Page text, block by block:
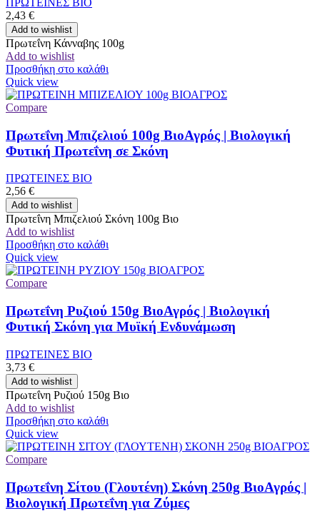
ΠΡΩΤΕΙΝΕΣ ΒΙΟ
2,43 €
Add to wishlist
Πρωτεΐνη Κάνναβης 100g
Add to wishlist
Προσθήκη στο καλάθι
Quick view
Compare
Πρωτεΐνη Μπιζελιού 100g ΒιοΑγρός | Βιολογική
Φυτική Πρωτεΐνη σε Σκόνη
ΠΡΩΤΕΙΝΕΣ ΒΙΟ
2,56 €
Add to wishlist
Πρωτεΐνη Μπιζελιού Σκόνη 100g Βιο
Add to wishlist
Προσθήκη στο καλάθι
Quick view
Compare
Πρωτεΐνη Ρυζιού 150g ΒιοΑγρός | Βιολογική
Φυτική Σκόνη για Μυϊκή Ενδυνάμωση
ΠΡΩΤΕΙΝΕΣ ΒΙΟ
3,73 €
Add to wishlist
Πρωτεΐνη Ρυζιού 150g Βιο
Add to wishlist
Προσθήκη στο καλάθι
Quick view
Compare
Πρωτεΐνη Σίτου (Γλουτένη) Σκόνη 250g ΒιοΑγρός |
Βιολογική Πρωτεΐνη για Ζύμες